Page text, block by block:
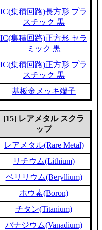
IC(集積回路)長方形 プラ
スチック 黒
IC(集積回路)正方形 セラ
ミック 黒
IC(集積回路)正方形 プラ
スチック 黒
基板金メッキ端子
[15] レアメタル スクラ
ップ
レアメタル(Rare Metal)
リチウム(Lithium)
ベリリウム(Beryllium)
ホウ素(Boron)
チタン(Titanium)
バナジウム(Vanadium)